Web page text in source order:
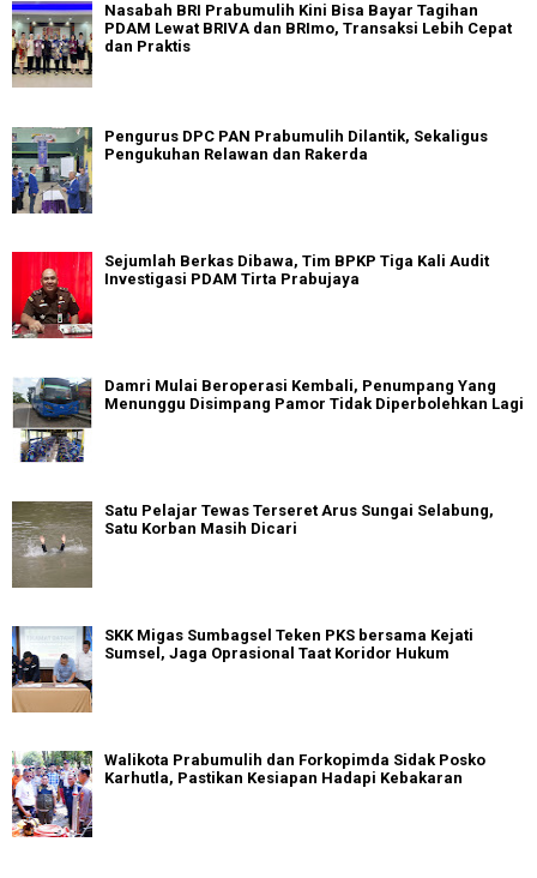
Nasabah BRI Prabumulih Kini Bisa Bayar Tagihan
PDAM Lewat BRIVA dan BRImo, Transaksi Lebih Cepat
dan Praktis
Pengurus DPC PAN Prabumulih Dilantik, Sekaligus
Pengukuhan Relawan dan Rakerda
Sejumlah Berkas Dibawa, Tim BPKP Tiga Kali Audit
Investigasi PDAM Tirta Prabujaya
Damri Mulai Beroperasi Kembali, Penumpang Yang
Menunggu Disimpang Pamor Tidak Diperbolehkan Lagi
Satu Pelajar Tewas Terseret Arus Sungai Selabung,
Satu Korban Masih Dicari
SKK Migas Sumbagsel Teken PKS bersama Kejati
Sumsel, Jaga Oprasional Taat Koridor Hukum
Walikota Prabumulih dan Forkopimda Sidak Posko
Karhutla, Pastikan Kesiapan Hadapi Kebakaran